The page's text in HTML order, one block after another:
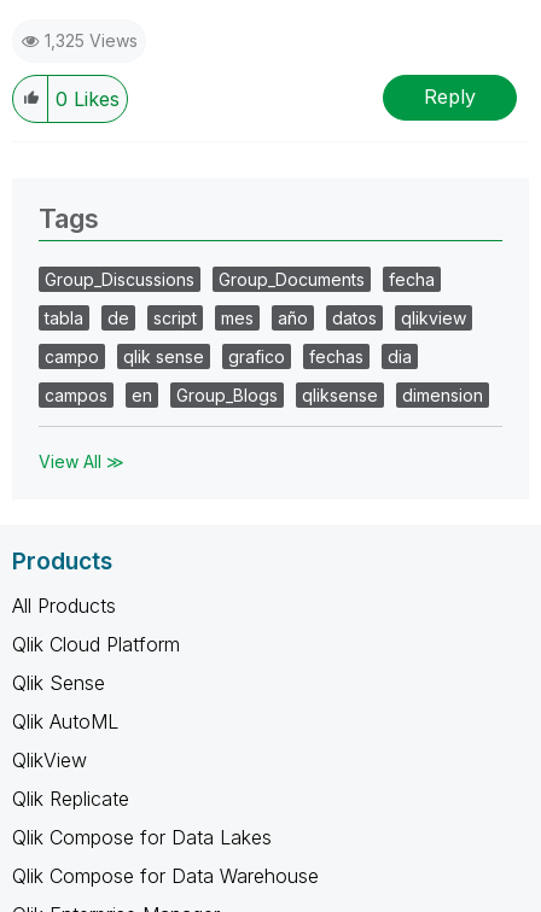
1,325 Views
0 Likes Reply
Tags
Group_Discussions Group_Documents
fecha
tabla
de script mes año datos
qlikview
campo
qlik sense grafico fechas
dia
campos
en Group_Blogs qliksense dimension
View All ≫
Products
All Products
Qlik Cloud Platform
Qlik Sense
Qlik AutoML
QlikView
Qlik Replicate
Qlik Compose for Data Lakes
Qlik Compose for Data Warehouse